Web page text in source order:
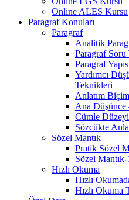
Online ALES Kursu
Paragraf Konuları
Paragraf
Analitik
Paragraf
Paragraf
Yardımcı
Teknikleri
Anlatım
Ana Düşünce
Cümle
Sözcükte
Sözel Mantık
Pratik Sözel
Sözel Mantık-
Hızlı Okuma
Hızlı
Hızlı Okuma